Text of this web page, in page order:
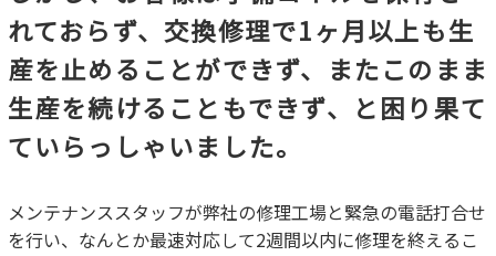
れておらず、交換修理で1ヶ月以上も生
産を止めることができず、またこのまま
生産を続けることもできず、と困り果て
ていらっしゃいました。
メンテナンススタッフが弊社の修理工場と緊急の電話打合せ
を行い、なんとか最速対応して2週間以内に修理を終えるこ